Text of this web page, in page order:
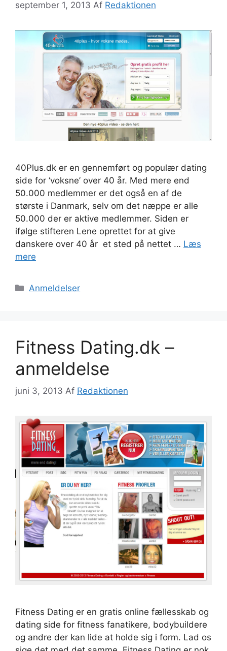
september 1, 2013 Af Redaktionen
40Plus.dk er en gennemført og populær dating
side for ‘voksne’ over 40 år. Med mere end
50.000 medlemmer er det også en af de
største i Danmark, selv om det næppe er alle
50.000 der er aktive medlemmer. Siden er
ifølge stifteren Lene oprettet for at give
danskere over 40 år et sted på nettet … Læs
mere
Kategorier
Anmeldelser
Fitness Dating.dk –
anmeldelse
juni 3, 2013 Af Redaktionen
Fitness Dating er en gratis online fællesskab og
dating side for fitness fanatikere, bodybuildere
og andre der kan lide at holde sig i form. Lad os